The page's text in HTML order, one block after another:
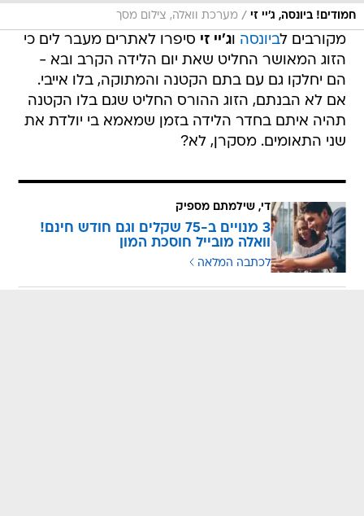
חמודים! ביונסה, ג'יי זי / מערכת וואלה, צילום מסך
מקורבים לביונסה וג'יי זי סיפרו לאתרים מעבר לים כי
הזוג המאושר החליט שאת יום הלידה הקרב ובא -
הם יחלקו גם עם בתם הקטנה והמתוקה, בלו אייבי.
אם לא הבנתם, הזוג ההורס החליט שגם בלו הקטנה
תהיה איתם בחדר הלידה בזמן שמאמא בי יולדת את
שני התאומים. מסקרן, לא?
די, שילמתם מספיק
3 מנויים ב-75 שקלים וגם חודש חינם!
וואלה מובייל חוסכת המון
לכתבה המלאה